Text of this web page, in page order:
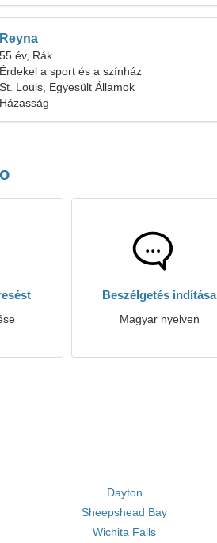
Reyna
55 év, Rák
Érdekel a sport és a színház
St. Louis, Egyesült Államok
Házasság
Beszélgetés indítása
Magyar nyelven
Dayton
Sheepshead Bay
Wichita Falls